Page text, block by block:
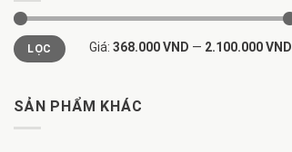
Giá
tối
thiểu
Giá
tối
đa
LỌC Giá: 368.000 VND — 2.100.000 VND
SẢN PHẨM KHÁC